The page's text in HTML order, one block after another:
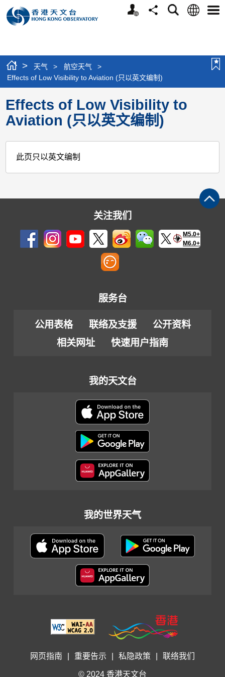
个
分
搜
语
选
> 天气 > 航空天气
>
Effects of Low Visibility to Aviation (只以英文编制)
Effects of Low Visibility to
Aviation (只以英文编制)
此页只以英文编制
关注我们
M5.0+
M6.0+
服务台
公用表格 联络及支援
公开资料
相关网址
快速用户指南
我的天文台
我的世界天气
网页指南 重要告示 私隐政策 联络我们
© 2024 香港天文台